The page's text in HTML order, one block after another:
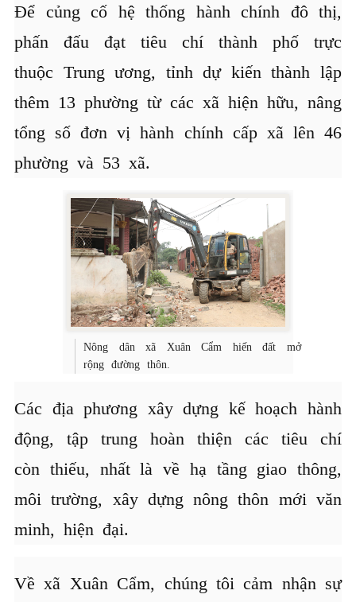
Để củng cố hệ thống hành chính đô thị,
phấn đấu đạt tiêu chí thành phố trực
thuộc Trung ương, tỉnh dự kiến thành lập
thêm 13 phường từ các xã hiện hữu, nâng
tổng số đơn vị hành chính cấp xã lên 46
phường và 53 xã.
Nông dân xã Xuân Cẩm hiến đất mở
rộng đường thôn.
Các địa phương xây dựng kế hoạch hành
động, tập trung hoàn thiện các tiêu chí
còn thiếu, nhất là về hạ tầng giao thông,
môi trường, xây dựng nông thôn mới văn
minh, hiện đại.
Về xã Xuân Cẩm, chúng tôi cảm nhận sự